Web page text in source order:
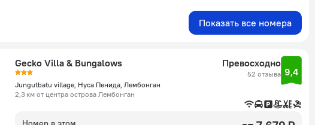
Показать все номера
Gecko Villa & Bungalows
Jungutbatu village, Нуса Пенида, Лембонган
2,3 км от центра острова Лембонган
Превосходно
52 отзыва 9,4